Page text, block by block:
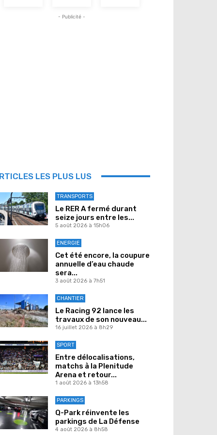
- Publicité -
LES PLUS LUS
TRANSPORTS
Le RER A fermé durant
seize jours entre les...
5 août 2026 à 15h06
ENERGIE
Cet été encore, la coupure
annuelle d’eau chaude
sera...
3 août 2026 à 7h51
CHANTIER
Le Racing 92 lance les
travaux de son nouveau...
16 juillet 2026 à 8h29
SPORT
Entre délocalisations,
matchs à la Plenitude
Arena et retour...
1 août 2026 à 13h58
PARKINGS
Q-Park réinvente les
parkings de La Défense
4 août 2026 à 8h58